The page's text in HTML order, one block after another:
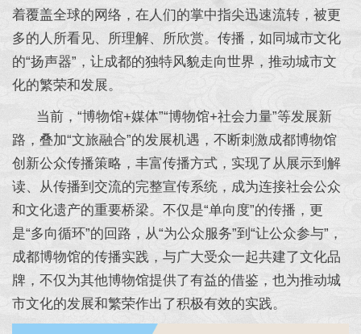
着覆盖全球的网络，在人们的掌中指尖迅速流转，被更
多的人所看见、所理解、所欣赏。传播，如同城市文化
的“扬声器”，让成都的独特风貌走向世界，推动城市文
化的繁荣和发展。
当前，“博物馆+媒体”“博物馆+社会力量”等发展新
路，叠加“文旅融合”的发展机遇，不断刺激成都博物馆
创新公众传播策略，丰富传播方式，实现了从展示到解
读、从传播到交流的完整宣传系统，成为连接社会公众
和文化遗产的重要桥梁。不仅是“单向度”的传播，更
是“多向循环”的回路，从“为公众服务”到“让公众参与”，
成都博物馆的传播实践，与广大受众一起共建了文化品
牌，不仅为其他博物馆提供了有益的借鉴，也为推动城
市文化的发展和繁荣作出了积极有效的实践。